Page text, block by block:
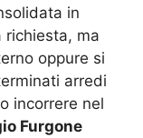
in
richiesta, ma
oppure si
arredi
incorrere nel
Furgone